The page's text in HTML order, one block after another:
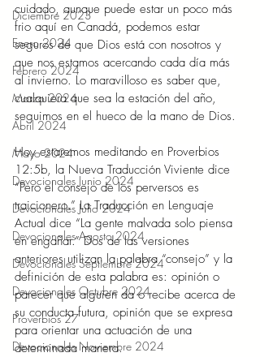
Diciembre 2023
Enero 2024
Febrero 2024
Marzo 2024
Abril 2024
Mayo 2024
Devocionales Junio 2024
Devocionales Julio 2024
Devocionales Agosto 2024
Devocionales Septiembre 2024
Devocionales Octubre 2024
Proverbios 27
Devocionales Noviembre 2024
cuidado, aunque puede estar un poco más
frio aquí en Canadá, podemos estar
seguros de que Dios está con nosotros y
que nos estamos acercando cada día más
al invierno. Lo maravilloso es saber que,
cualquiera que sea la estación del año,
seguimos en el hueco de la mano de Dios.
Hoy estaremos meditando en Proverbios
12:5b, la Nueva Traducción Viviente dice
“Pero el consejo de los perversos es
traicionero.” La Traducción en Lenguaje
Actual dice “La gente malvada solo piensa
en engañar.” Dos de las versiones
anteriores utilizan la palabra “consejo” y la
definición de esta palabra es: opinión o
parecer que alguien da o recibe acerca de
su conducta futura, opinión que se expresa
para orientar una actuación de una
determinada manera.